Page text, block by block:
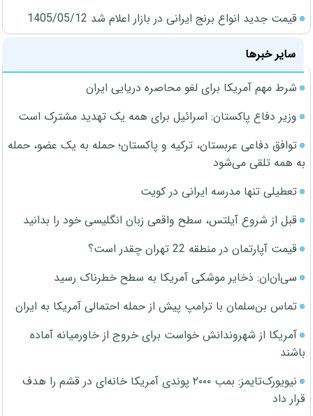
قیمت جدید انواع برنج ایرانی در بازار اعلام شد 1405/05/12
سایر خبرها
شرط مهم آمریکا برای لغو محاصره دریایی ایران
وزیر دفاع پاکستان: اسرائیل برای همه یک تهدید مشترک است
توافق دفاعی عربستان، ترکیه و پاکستان؛ حمله به یک عضو، حمله
به همه تلقی می‌شود
تعطیلی تنها مدرسه ایرانی در کویت
قبل از شروع آیلتس، سطح واقعی زبان انگلیسی خود را بدانید
قیمت آپارتمان در منطقه 22 تهران چقدر است؟
سی‌ان‌ان: ذخایر موشکی آمریکا به سطح خطرناک رسید
تماس بن‌سلمان با ترامپ پیش از حمله احتمالی آمریکا به ایران
آمریکا از شهروندانش خواست برای خروج از خاورمیانه آماده
باشند
نیویورک‌تایمز: بمب ۲۰۰۰ پوندی آمریکا خانه‌ای در قشم را هدف
قرار داد